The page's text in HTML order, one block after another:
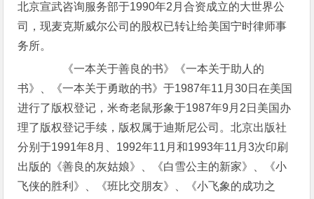
北京宣武咨询服务部于1990年2月合资成立的大世界公
司，现麦克斯威尔公司的股权已转让给美国宁时律师事
务所。
《一本关于善良的书》《一本关于助人的
书》、《一本关于勇敢的书》于1987年11月30日在美国
进行了版权登记，米奇老鼠形象于1987年9月2日美国办
理了版权登记手续，版权属于迪斯尼公司。北京出版社
分别于1991年8月、1992年11月和1993年11月3次印刷
出版的《善良的灰姑娘》、《白雪公主的新家》、《小
飞侠的胜利》、《班比交朋友》、《小飞象的成功之